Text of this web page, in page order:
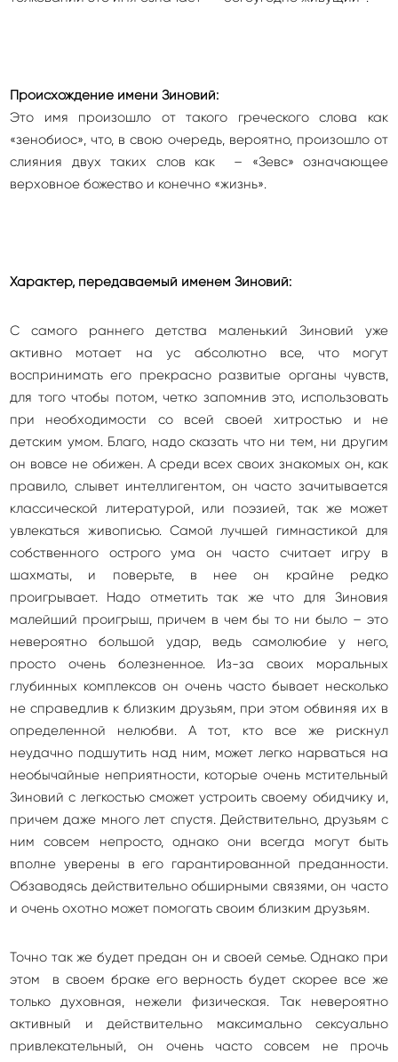
Происхождение имени Зиновий:
Это имя произошло от такого греческого слова как
«зенобиос», что, в свою очередь, вероятно, произошло от
слияния двух таких слов как – «Зевс» означающее
верховное божество и конечно «жизнь».
Характер, передаваемый именем Зиновий:
С самого раннего детства маленький Зиновий уже
активно мотает на ус абсолютно все, что могут
воспринимать его прекрасно развитые органы чувств,
для того чтобы потом, четко запомнив это, использовать
при необходимости со всей своей хитростью и не
детским умом. Благо, надо сказать что ни тем, ни другим
он вовсе не обижен. А среди всех своих знакомых он, как
правило, слывет интеллигентом, он часто зачитывается
классической литературой, или поэзией, так же может
увлекаться живописью. Самой лучшей гимнастикой для
собственного острого ума он часто считает игру в
шахматы, и поверьте, в нее он крайне редко
проигрывает. Надо отметить так же что для Зиновия
малейший проигрыш, причем в чем бы то ни было – это
невероятно большой удар, ведь самолюбие у него,
просто очень болезненное. Из-за своих моральных
глубинных комплексов он очень часто бывает несколько
не справедлив к близким друзьям, при этом обвиняя их в
определенной нелюбви. А тот, кто все же рискнул
неудачно подшутить над ним, может легко нарваться на
необычайные неприятности, которые очень мстительный
Зиновий с легкостью сможет устроить своему обидчику и,
причем даже много лет спустя. Действительно, друзьям с
ним совсем непросто, однако они всегда могут быть
вполне уверены в его гарантированной преданности.
Обзаводясь действительно обширными связями, он часто
и очень охотно может помогать своим близким друзьям.
Точно так же будет предан он и своей семье. Однако при
этом в своем браке его верность будет скорее все же
только духовная, нежели физическая. Так невероятно
активный и действительно максимально сексуально
привлекательный, он очень часто совсем не прочь